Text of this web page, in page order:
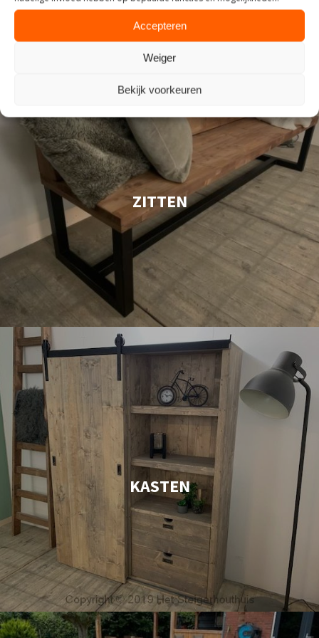
Accepteren
Weiger
Bekijk voorkeuren
ZITTEN
KASTEN